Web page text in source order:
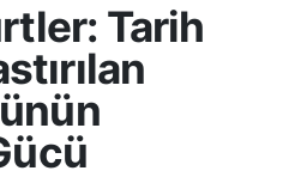
Tarih
Fikstür